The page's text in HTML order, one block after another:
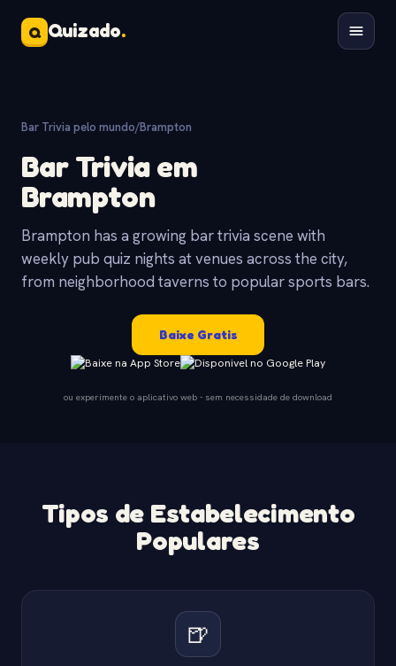
Q Quizado.
Bar Trivia pelo mundo/Brampton
Bar Trivia em
Brampton
Brampton has a growing bar trivia scene with
weekly pub quiz nights at venues across the city,
from neighborhood taverns to popular sports bars.
Baixe Gratis
ou experimente o aplicativo web - sem necessidade de download
Tipos de Estabelecimento
Populares
🍺